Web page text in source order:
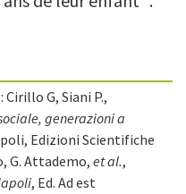
Cirillo G, Siani P.,
generazioni a
Edizioni Scientifiche
G. Attademo, et al.,
, Ed. Ad est